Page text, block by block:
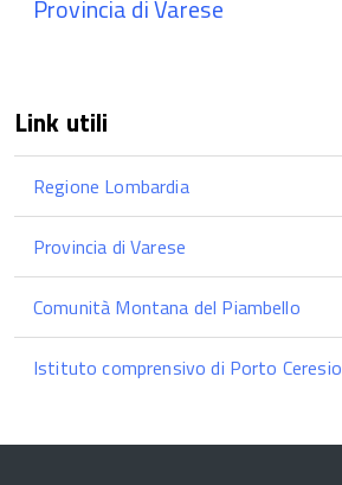
Provincia di Varese
Link utili
Regione Lombardia
Provincia di Varese
Comunità Montana del Piambello
Istituto comprensivo di Porto Ceresio